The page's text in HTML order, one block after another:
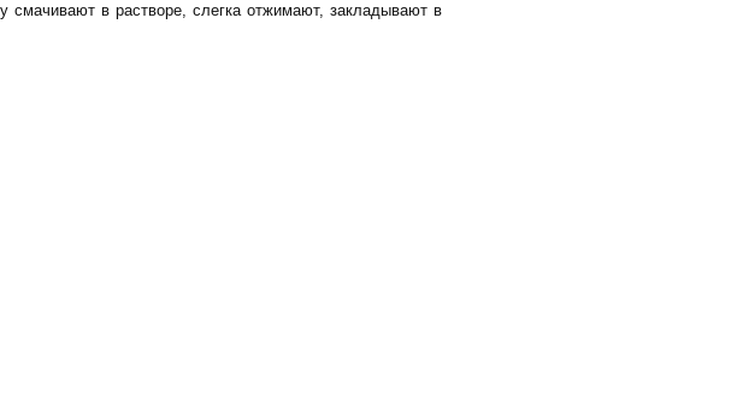
смачивают в растворе, слегка отжимают, закладывают в